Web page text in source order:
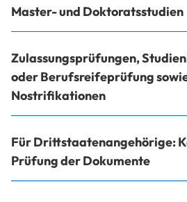
Master- und Doktoratsstudien
Zulassungsprüfungen,
oder Berufsreifeprüfung
Nostrifikationen
Für Drittstaatenangehörige:
Prüfung der Dokumente